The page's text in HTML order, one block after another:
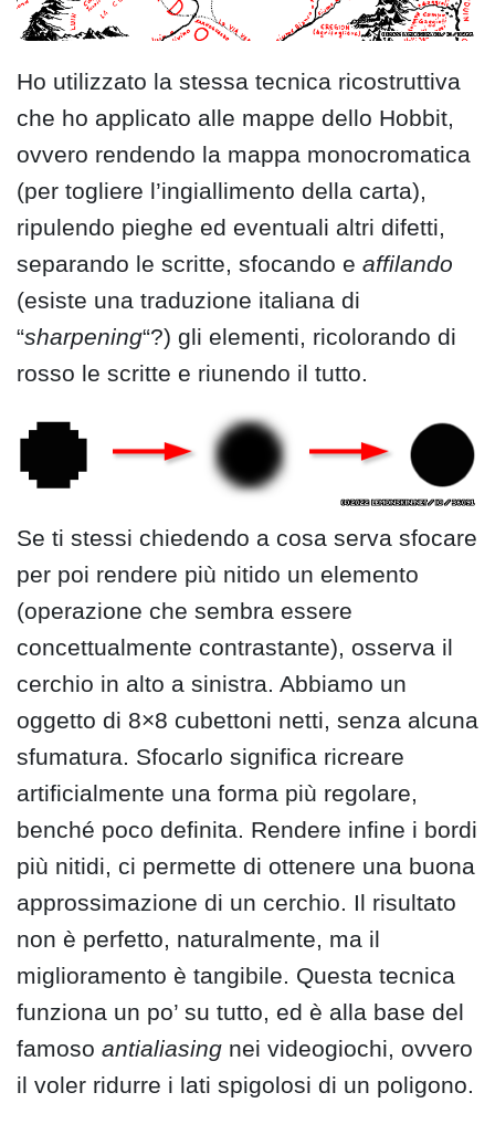
Ho utilizzato la stessa tecnica ricostruttiva
che ho applicato alle mappe dello Hobbit,
ovvero rendendo la mappa monocromatica
(per togliere l’ingiallimento della carta),
ripulendo pieghe ed eventuali altri difetti,
separando le scritte, sfocando e affilando
(esiste una traduzione italiana di
“sharpening“?) gli elementi, ricolorando di
rosso le scritte e riunendo il tutto.
Se ti stessi chiedendo a cosa serva sfocare
per poi rendere più nitido un elemento
(operazione che sembra essere
concettualmente contrastante), osserva il
cerchio in alto a sinistra. Abbiamo un
oggetto di 8×8 cubettoni netti, senza alcuna
sfumatura. Sfocarlo significa ricreare
artificialmente una forma più regolare,
benché poco definita. Rendere infine i bordi
più nitidi, ci permette di ottenere una buona
approssimazione di un cerchio. Il risultato
non è perfetto, naturalmente, ma il
miglioramento è tangibile. Questa tecnica
funziona un po’ su tutto, ed è alla base del
famoso antialiasing nei videogiochi, ovvero
il voler ridurre i lati spigolosi di un poligono.